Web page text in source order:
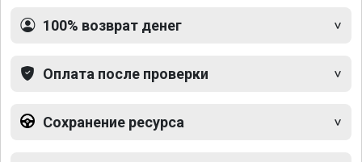
100% возврат денег
Оплата после проверки
Сохранение ресурса